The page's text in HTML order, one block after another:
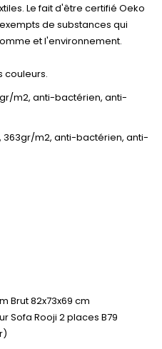
Le fait d'être certifié Oeko
de substances qui
et l'environnement.
couleurs.
m2, anti-bactérien, anti-
363gr/m2, anti-bactérien, anti-
Brut 82x73x69 cm
Sofa Rooji 2 places B79